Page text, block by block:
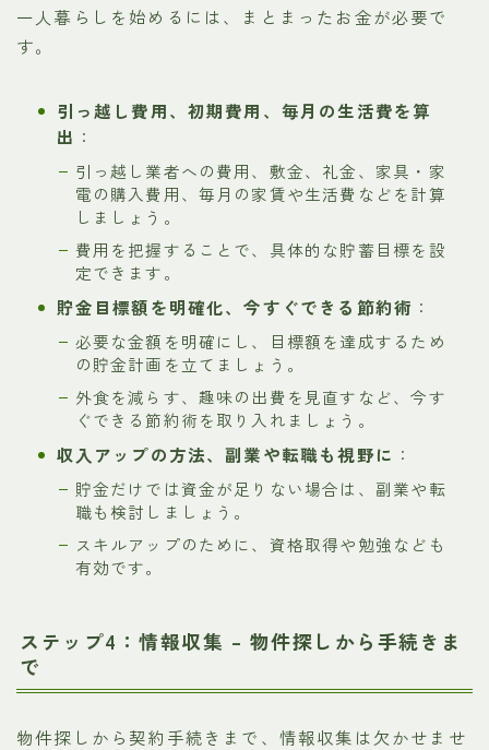
一人暮らしを始めるには、まとまったお金が必要で
す。
引っ越し費用、初期費用、毎月の生活費を算
出 ：
引っ越し業者への費用、敷金、礼金、家具・家
電の購入費用、毎月の家賃や生活費などを計算
しましょう。
費用を把握することで、具体的な貯蓄目標を設
定できます。
貯金目標額を明確化、今すぐできる節約術 ：
必要な金額を明確にし、目標額を達成するため
の貯金計画を立てましょう。
外食を減らす、趣味の出費を見直すなど、今す
ぐできる節約術を取り入れましょう。
収入アップの方法、副業や転職も視野に ：
貯金だけでは資金が足りない場合は、副業や転
職も検討しましょう。
スキルアップのために、資格取得や勉強なども
有効です。
ステップ4：情報収集 – 物件探しから手続きま
で
物件探しから契約手続きまで、情報収集は欠かせませ